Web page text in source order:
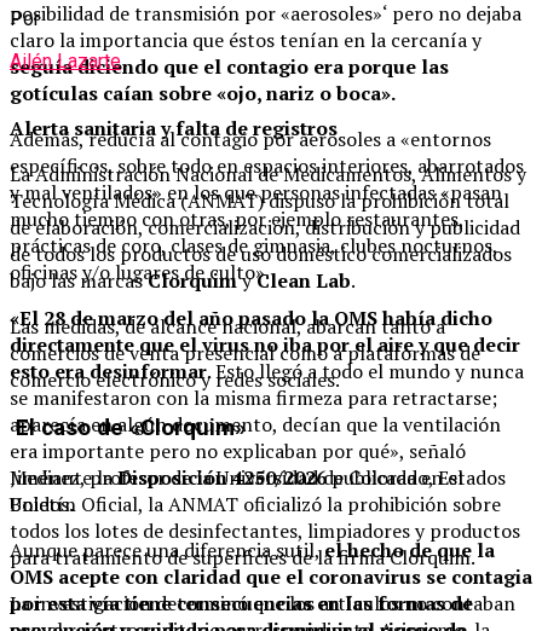
posibilidad de transmisión por «aerosoles»‘ pero no dejaba
claro la importancia que éstos tenían en la cercanía y
seguía diciendo que el contagio era porque las
gotículas caían sobre «ojo, nariz o boca».
Además, reducía al contagio por aerosoles a «entornos
específicos, sobre todo en espacios interiores, abarrotados
y mal ventilados» en los que personas infectadas «pasan
mucho tiempo con otras, por ejemplo restaurantes,
prácticas de coro, clases de gimnasia, clubes nocturnos,
oficinas y/o lugares de culto».
«El 28 de marzo del año pasado la OMS había dicho
directamente que el virus no iba por el aire y que decir
esto era desinformar. Esto llegó a todo el mundo y nunca
se manifestaron con la misma firmeza para retractarse;
aparecía en algún documento, decían que la ventilación
era importante pero no explicaban por qué», señaló
Jiménez, profesor de la Universidad de Colorado, Estados
Unidos.
Aunque parece una diferencia sutil,el hecho de que la
OMS acepte con claridad que el coronavirus se contagia
por esta vía tiene consecuencias en las formas de
Por
Ailén Lazarte
Alerta sanitaria y falta de registros
La Administración Nacional de Medicamentos, Alimentos y
Tecnología Médica (ANMAT) dispuso la prohibición total
de elaboración, comercialización, distribución y publicidad
de todos los productos de uso doméstico comercializados
bajo las marcasClorquimyClean Lab.
Las medidas, de alcance nacional, abarcan tanto a
comercios de venta presencial como a plataformas de
comercio electrónico y redes sociales.
El caso de «Clorquim»
Mediante laDisposición 4250/2026publicada en el
Boletín Oficial, la ANMAT oficializó la prohibición sobre
todos los lotes de desinfectantes, limpiadores y productos
para tratamiento de superficies de la firma Clorquim.
La investigación determinó que los artículos no contaban